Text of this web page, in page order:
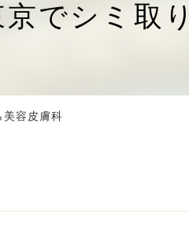
京でシミ取
美容皮膚科